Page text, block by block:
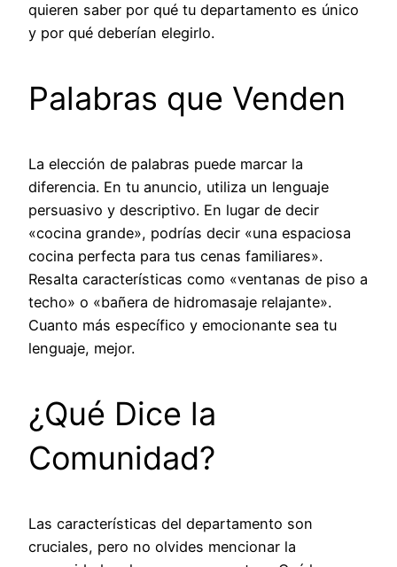
quieren saber por qué tu departamento es único
y por qué deberían elegirlo.
Palabras que Venden
La elección de palabras puede marcar la
diferencia. En tu anuncio, utiliza un lenguaje
persuasivo y descriptivo. En lugar de decir
«cocina grande», podrías decir «una espaciosa
cocina perfecta para tus cenas familiares».
Resalta características como «ventanas de piso a
techo» o «bañera de hidromasaje relajante».
Cuanto más específico y emocionante sea tu
lenguaje, mejor.
¿Qué Dice la
Comunidad?
Las características del departamento son
cruciales, pero no olvides mencionar la